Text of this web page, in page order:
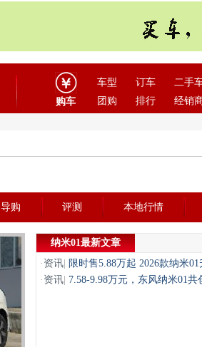
购车
车型 订车 二手
团购
排行 经销
导购 评测 本地行情
纳米01最新文章
· 资讯 限时售5.88万起 2026款纳米
· 资讯 7.58-9.98万元，东风纳米01共